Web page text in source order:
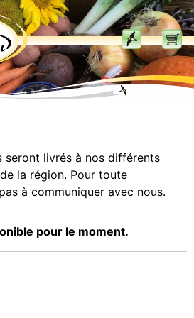
seront livrés à nos différents
de la région. Pour toute
à communiquer avec nous.
pour le moment.